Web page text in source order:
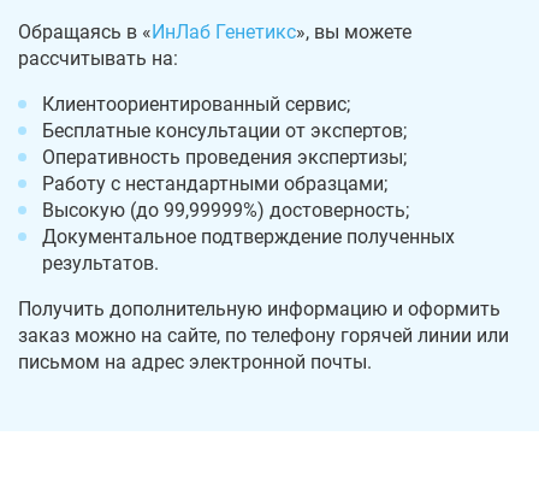
Обращаясь в « ИнЛаб Генетикс», вы можете
рассчитывать на:
Клиентоориентированный сервис;
Бесплатные консультации от экспертов;
Оперативность проведения экспертизы;
Работу с нестандартными образцами;
Высокую (до 99,99999%) достоверность;
Документальное подтверждение полученных
результатов.
Получить дополнительную информацию и оформить
заказ можно на сайте, по телефону горячей линии или
письмом на адрес электронной почты.